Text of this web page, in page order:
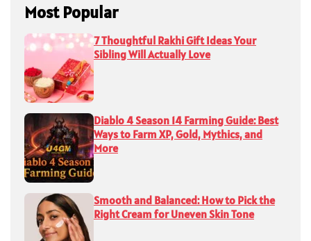
Most Popular
7 Thoughtful Rakhi Gift Ideas Your
Sibling Will Actually Love
Diablo 4 Season 14 Farming Guide: Best
Ways to Farm XP, Gold, Mythics, and
More
Smooth and Balanced: How to Pick the
Right Cream for Uneven Skin Tone